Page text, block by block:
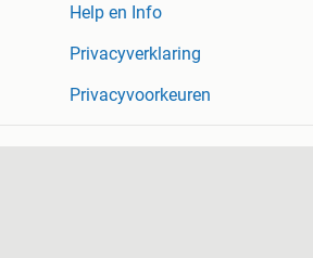
Help en Info
Privacyverklaring
Privacyvoorkeuren